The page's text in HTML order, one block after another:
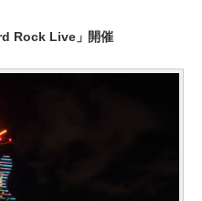
Rock Live」開催